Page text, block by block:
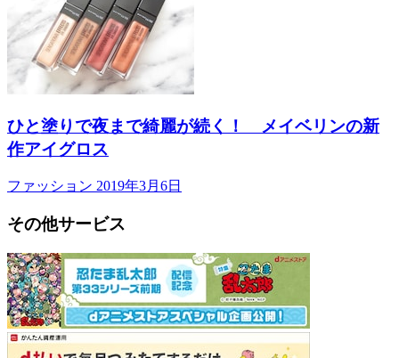
ひと塗りで夜まで綺麗が続く！ メイベリンの新
作アイグロス
ファッション 2019年3月6日
その他サービス